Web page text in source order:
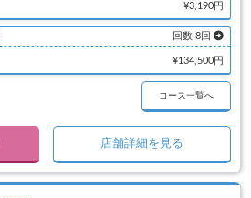
¥3,190円
回数 8回
¥134,500円
コース一覧へ
店舗詳細を見る